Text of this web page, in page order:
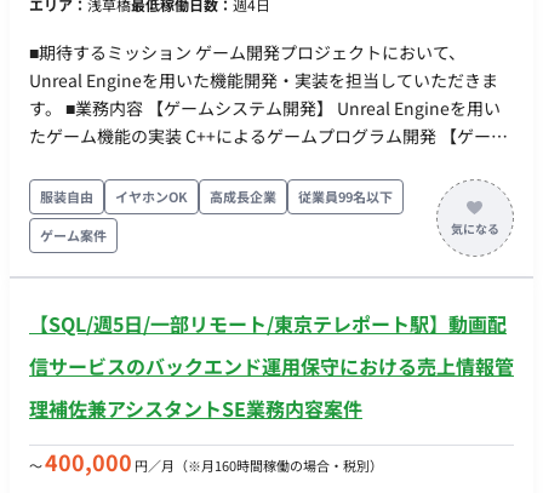
合、始業時間8:00～11:00の範囲で時差出勤可 ・働き方：常駐
（東京都渋谷区） ・交通費：支給 ・時給：2000円～2500円 ※
スキル・経験によって変動 月末締め、25日支払い ■ 【期待する
ミッション】 制作現場の中核メンバーとして、周囲のデザイナ
き出すテンポの良い爽快なバトル演出を形にしていただくこと
を期待しています。 ■ 【業務内容・担当工程】 【演出・カット
シーン制作】 RPGのバトルシーンにおける、魔法攻撃や必殺技
の発動時などのカメラワークを含めた一連の演出（カットシー
ン）の構築をお任せします。既存のエフェクト素材、キャラク
ターモーションを専用ツール（タイムライン等）上で組み合わ
せる作業や、カメラのアングル、カット割り、揺れ（シェイ
調整がメインとなります。 ■ 【チーム体制】 ・デザイン部：約
40名 ■ 【働き方】 ・契約形態：派遣契約（週20時間以上のた
め、社会保険加入必須） ・稼働量：週5日 ・稼働曜日：月～金
エリア： 浅草橋最低稼働日数： 週4日
■期待するミッション ゲーム開発プロジェクトにおいて、
Unreal Engineを用いた機能開発・実装を担当していただきま
す。 ■業務内容 【ゲームシステム開発】 Unreal Engineを用い
たゲーム機能の実装 C++によるゲームプログラム開発 【ゲーム
る開発業務 ■働き方 稼働量：週5日 リモート稼働：不可 勤務
地：東京都（優先）※静岡・札幌拠点あり 本社：浅草橋駅
服装自由 イヤホンOK 高成長企業
従業員99名以下
ゲーム案件
【SQL/週5日/一部リモート/東京テレポート駅】動画配
信サービスのバックエンド運用保守における売上情報管
理補佐兼アシスタントSE業務内容案件
〜400,000 円／月 （※月160時間稼働の場合・税別）